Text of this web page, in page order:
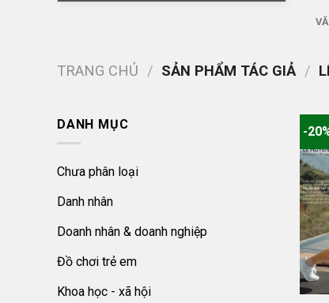
TRANG CHỦ / SẢN PHẨM TÁC GIẢ /
DANH MỤC
Chưa phân loại
Danh nhân
Doanh nhân & doanh nghiệp
Đồ chơi trẻ em
Khoa học - xã hội
-